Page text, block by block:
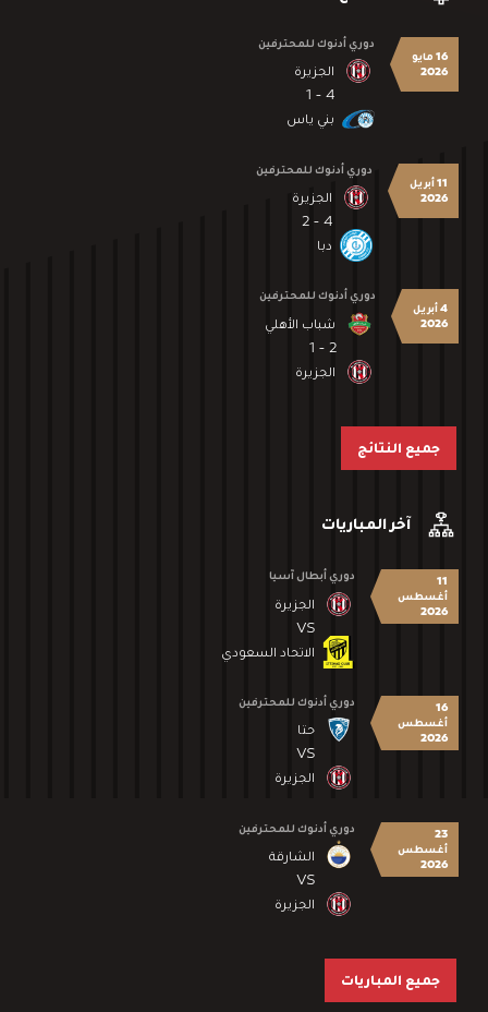
16 مايو
2026
دوري أدنوك للمحترفين
الجزيرة
4 - 1
بني ياس
11 أبريل
2026
دوري أدنوك للمحترفين
الجزيرة
4 - 2
دبا
4 أبريل
2026
دوري أدنوك للمحترفين
شباب الأهلي
2 - 1
الجزيرة
جميع النتائج
آخر المباريات
11
أغسطس
2026
دوري أبطال آسيا
الجزيرة
VS
الاتحاد السعودي
16
أغسطس
2026
دوري أدنوك للمحترفين
حتا
VS
الجزيرة
23
أغسطس
2026
دوري أدنوك للمحترفين
الشارقة
VS
الجزيرة
جميع المباريات